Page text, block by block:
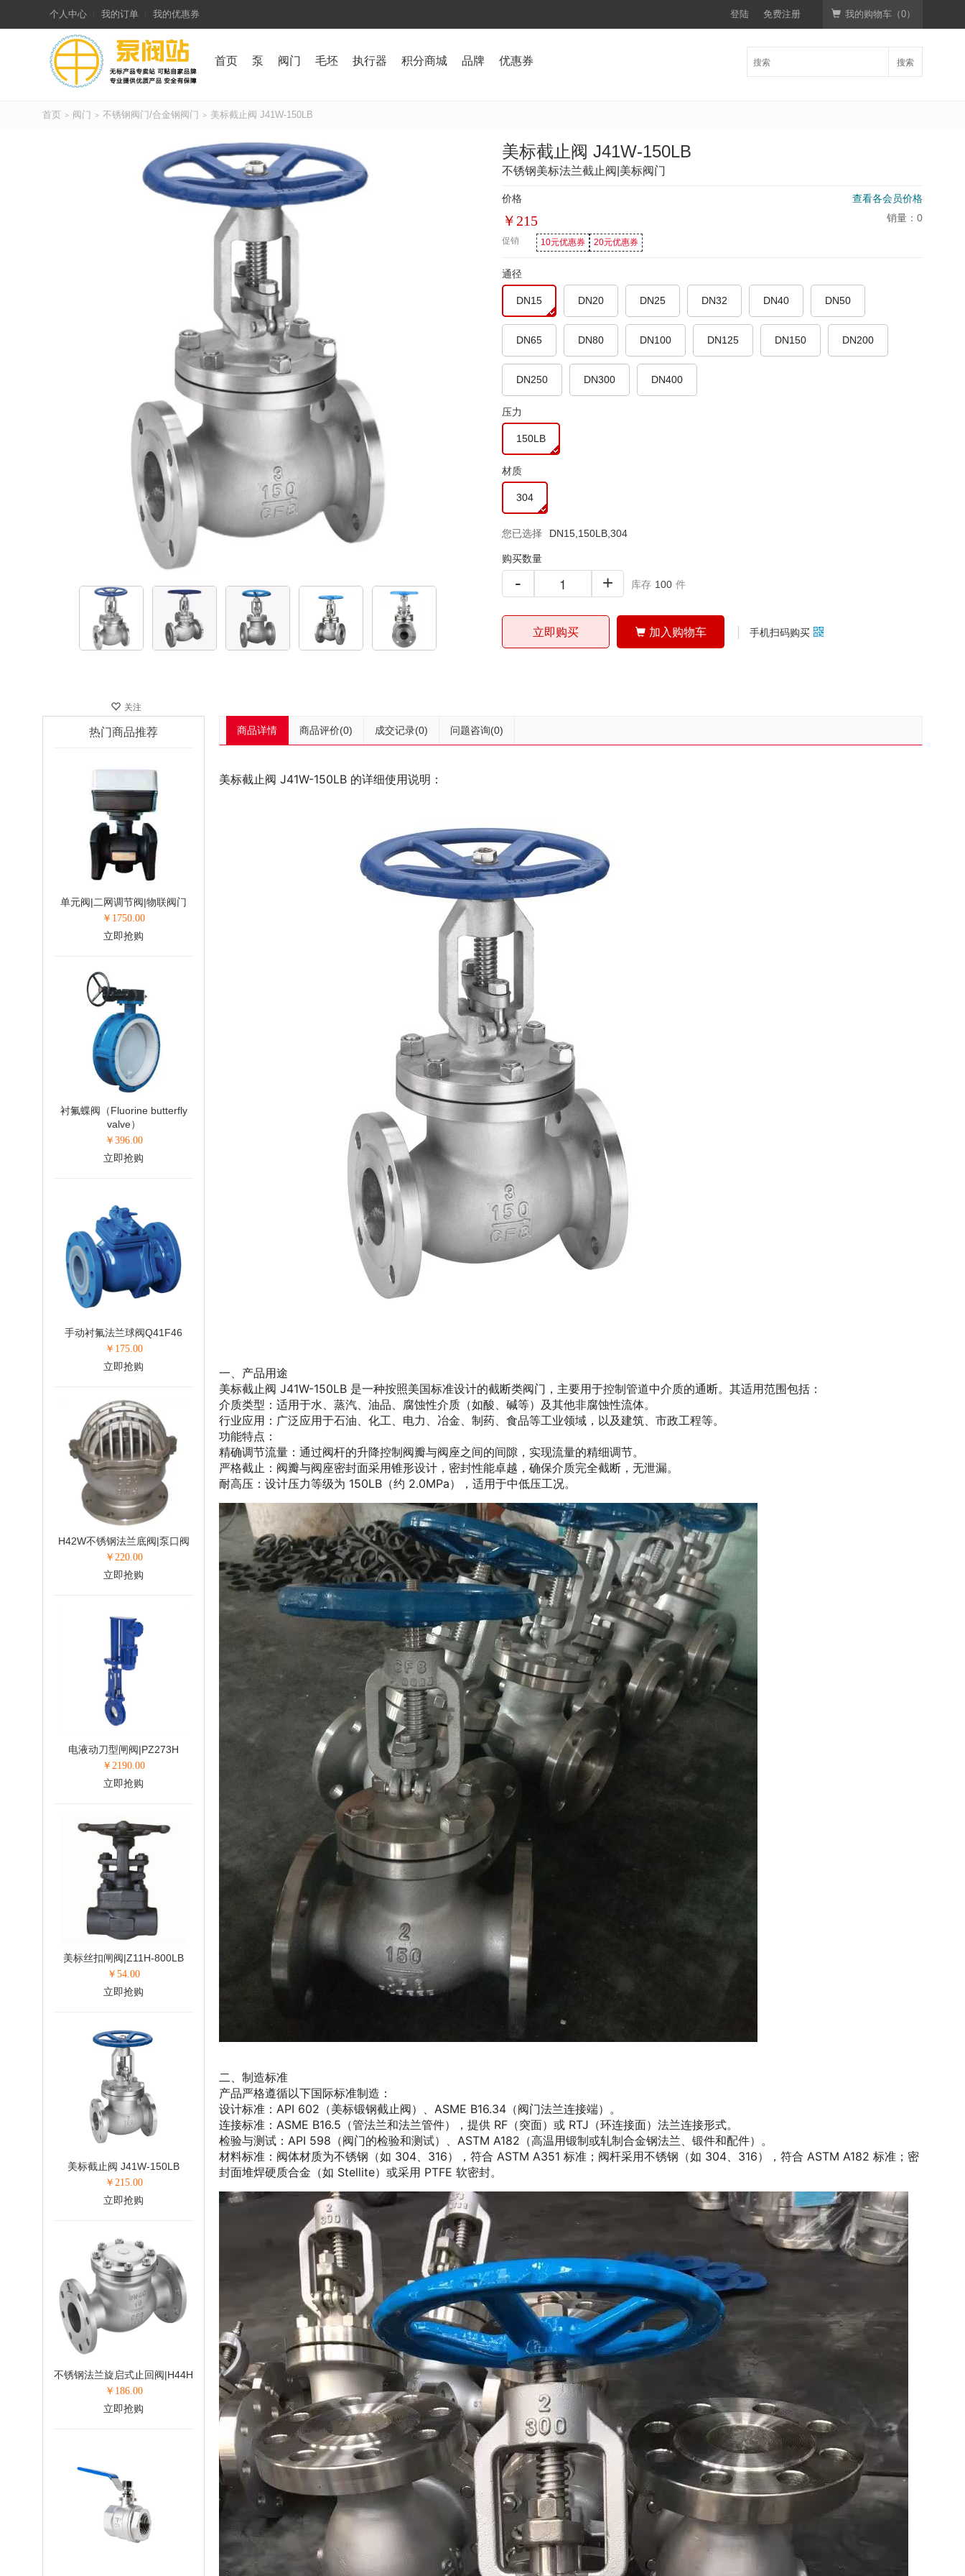
个人中心 我的订单 我的优惠券 登陆 免费注册 我的购物车（0）
首页 泵 阀门 毛坯 执行器 积分商城 品牌 优惠券 搜索
首页 > 阀门 > 不锈钢阀门/合金钢阀门 > 美标截止阀 J41W-150LB
关注
美标截止阀 J41W-150LB
不锈钢美标法兰截止阀|美标阀门
查看各会员价格
价格
￥ 215 销量： 0
促销 10元优惠券 20元优惠券
通径
DN15 DN20 DN25 DN32 DN40 DN50
DN65 DN80 DN100 DN125 DN150 DN200
DN250 DN300 DN400
压力
150LB
材质
304
您已选择 DN15,150LB,304
购买数量
- + 库存 100 件
立即购买 加入购物车 手机扫码购买
商品详情 商品评价(0) 成交记录(0) 问题咨询(0)
美标截止阀 J41W-150LB 的详细使用说明：
一、产品用途
美标截止阀 J41W-150LB 是一种按照美国标准设计的截断类阀门，主要用于控制管道中介质的通断。其适用范围包括：
介质类型：适用于水、蒸汽、油品、腐蚀性介质（如酸、碱等）及其他非腐蚀性流体。
行业应用：广泛应用于石油、化工、电力、冶金、制药、食品等工业领域，以及建筑、市政工程等。
功能特点：
精确调节流量：通过阀杆的升降控制阀瓣与阀座之间的间隙，实现流量的精细调节。
严格截止：阀瓣与阀座密封面采用锥形设计，密封性能卓越，确保介质完全截断，无泄漏。
耐高压：设计压力等级为 150LB（约 2.0MPa），适用于中低压工况。
二、制造标准
产品严格遵循以下国际标准制造：
设计标准：API 602（美标锻钢截止阀）、ASME B16.34（阀门法兰连接端）。
连接标准：ASME B16.5（管法兰和法兰管件），提供 RF（突面）或 RTJ（环连接面）法兰连接形式。
检验与测试：API 598（阀门的检验和测试）、ASTM A182（高温用锻制或轧制合金钢法兰、锻件和配件）。
材料标准：阀体材质为不锈钢（如 304、316），符合 ASTM A351 标准；阀杆采用不锈钢（如 304、316），符合 ASTM A182 标准；密
封面堆焊硬质合金（如 Stellite）或采用 PTFE 软密封。
热门商品推荐
单元阀|二网调节阀|物联阀门
￥ 1750.00
立即抢购
衬氟蝶阀（Fluorine butterfly
valve）
￥ 396.00
立即抢购
手动衬氟法兰球阀Q41F46
￥ 175.00
立即抢购
H42W不锈钢法兰底阀|泵口阀
￥ 220.00
立即抢购
电液动刀型闸阀|PZ273H
￥ 2190.00
立即抢购
美标丝扣闸阀|Z11H-800LB
￥ 54.00
立即抢购
美标截止阀 J41W-150LB
￥ 215.00
立即抢购
不锈钢法兰旋启式止回阀|H44H
￥ 186.00
立即抢购